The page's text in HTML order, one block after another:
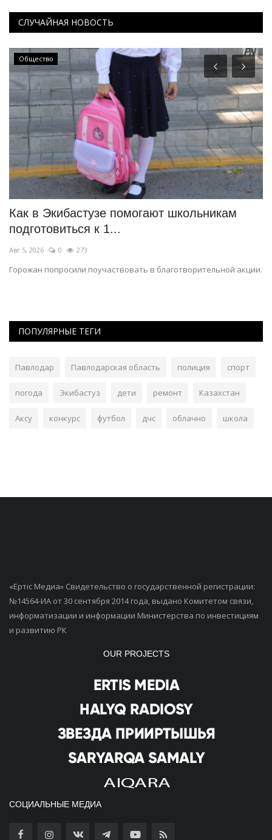
СЛУЧАЙНАЯ НОВОСТЬ
акции.
КАЗАХСТАН
Токаев открыл международный
«Игры будущего – 2026»
Июль 29, 2026
В соревнованиях поучаствуют более 800
ПОПУЛЯРНЫЕ ТЕГИ
Павлодар Павлодарская область полиция спорт
погода Экибастуз дети ремонт Казахстан
Аксу конкурс футбол дчс облачно школа
«Ертiс Медиа» Свидетельство о государственной регистрации:
№14564-ИА от 30 сентября 2014 года, выдано Комитетом связи,
информатизации и информации Министерства по инвестициям
и развитию РК
OUR PROJECTS
СОЦИАЛЬНЫЕ МЕДИА